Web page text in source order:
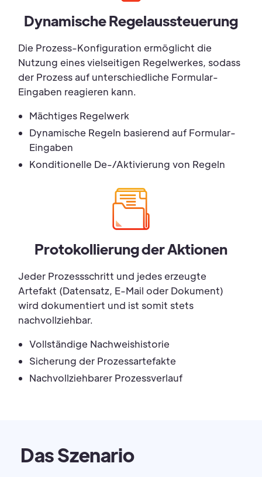
Dynamische Regelaussteuerung
Die Prozess-Konfiguration ermöglicht die
Nutzung eines vielseitigen Regelwerkes, sodass
der Prozess auf unterschiedliche Formular-
Eingaben reagieren kann.
Mächtiges Regelwerk
Dynamische Regeln basierend auf Formular-
Eingaben
Konditionelle De-/Aktivierung von Regeln
Protokollierung der Aktionen
Jeder Prozessschritt und jedes erzeugte
Artefakt (Datensatz, E-Mail oder Dokument)
wird dokumentiert und ist somit stets
nachvollziehbar.
Vollständige Nachweishistorie
Sicherung der Prozessartefakte
Nachvollziehbarer Prozessverlauf
Das Szenario